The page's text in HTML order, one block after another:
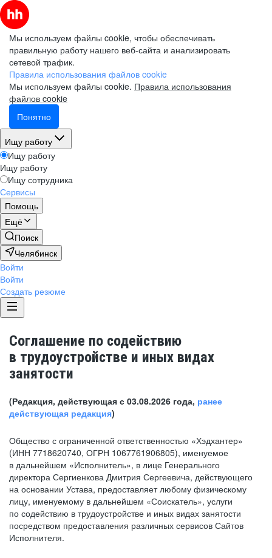
Мы используем файлы cookie, чтобы обеспечивать
правильную работу нашего веб-сайта и анализировать
сетевой трафик.
Правила использования файлов cookie
Мы используем файлы cookie. Правила использования
файлов cookie
Понятно
Ищу работу
Ищу работу
Ищу работу
Ищу сотрудника
Сервисы
Помощь
Ещё
Поиск
Челябинск
Войти
Войти
Создать резюме
Соглашение по содействию
в трудоустройстве и иных видах
занятости
(Редакция, действующая с 03.08.2026 года, ранее
действующая редакция)
Общество с ограниченной ответственностью «Хэдхантер»
(ИНН 7718620740, ОГРН 1067761906805), именуемое
в дальнейшем «Исполнитель», в лице Генерального
директора Сергиенкова Дмитрия Сергеевича, действующего
на основании Устава, предоставляет любому физическому
лицу, именуемому в дальнейшем «Соискатель», услуги
по содействию в трудоустройстве и иных видах занятости
посредством предоставления различных сервисов Сайтов
Исполнителя.